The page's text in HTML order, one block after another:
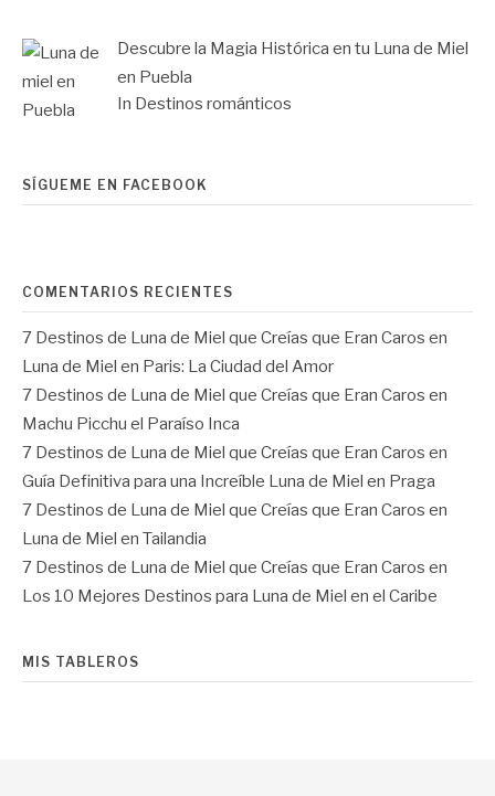
Descubre la Magia Histórica en tu Luna de Miel
en Puebla
In Destinos románticos
SÍGUEME EN FACEBOOK
COMENTARIOS RECIENTES
7 Destinos de Luna de Miel que Creías que Eran Caros en
Luna de Miel en Paris: La Ciudad del Amor
7 Destinos de Luna de Miel que Creías que Eran Caros en
Machu Picchu el Paraíso Inca
7 Destinos de Luna de Miel que Creías que Eran Caros en
Guía Definitiva para una Increíble Luna de Miel en Praga
7 Destinos de Luna de Miel que Creías que Eran Caros en
Luna de Miel en Tailandia
7 Destinos de Luna de Miel que Creías que Eran Caros en
Los 10 Mejores Destinos para Luna de Miel en el Caribe
MIS TABLEROS